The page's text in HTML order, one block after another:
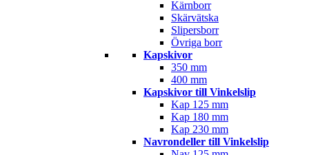
Kärnborr
Skärvätska
Slipersborr
Övriga borr
Kapskivor
350 mm
400 mm
Kapskivor till Vinkelslip
Kap 125 mm
Kap 180 mm
Kap 230 mm
Navrondeller till Vinkelslip